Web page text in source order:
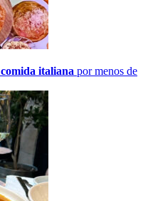
comida italiana por menos de